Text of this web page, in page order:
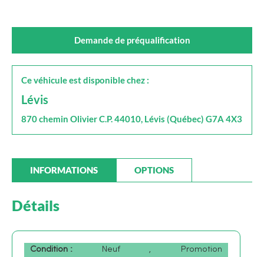
Demande de préqualification
Ce véhicule est disponible chez :
Lévis
870 chemin Olivier C.P. 44010, Lévis (Québec) G7A 4X3
INFORMATIONS OPTIONS
Détails
Condition : Neuf ,
Promotion